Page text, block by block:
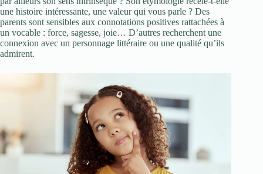
une histoire intéressante, une valeur qui vous parle ? Des
parents sont sensibles aux connotations positives rattachées à
un vocable : force, sagesse, joie… D’autres recherchent une
connexion avec un personnage littéraire ou une qualité qu’ils
admirent.